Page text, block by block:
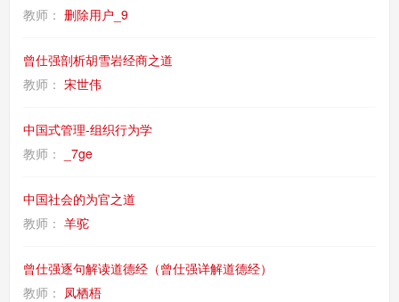
教师： 删除用户_9
曾仕强剖析胡雪岩经商之道
教师： 宋世伟
中国式管理-组织行为学
教师：
_7ge
中国社会的为官之道
教师： 羊驼
曾仕强逐句解读道德经（曾仕强详解道德经）
教师： 凤栖梧